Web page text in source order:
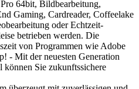
64bit, Bildbearbeitung,
Gaming, Cardreader, Coffeelake
oder Echtzeit-
betrieben werden. Die
von Programmen wie Adobe
- Mit der neuesten Generation
Sie zukunftssichere